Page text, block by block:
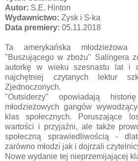
Autor: S.E. Hinton
Wydawnictwo: Zysk i S-ka
Data premiery: 05.11.2018
Ta amerykańska
"Buszującego w zbożu" Salingera
autorkę w wieku szesnastu lat i
najchętniej czytanych lektur
Zjednoczonych.
"Outsiderzy" opowiadają
młodzieżowych gangów
klas społecznych. Poruszające
wartości i przyjaźni, ale także
społeczną sprawiedliwością -
zarówno młodzi jak i dojrzali
Nowe wydanie tej nieprzemijającej